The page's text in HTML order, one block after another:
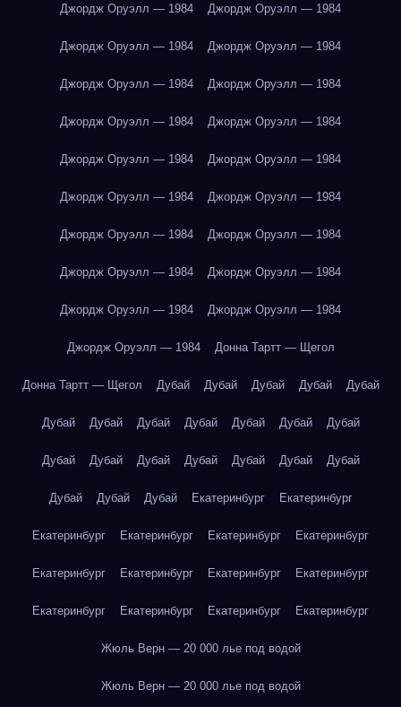
Джордж Оруэлл — 1984 Джордж Оруэлл — 1984
Джордж Оруэлл — 1984 Джордж Оруэлл — 1984
Джордж Оруэлл — 1984 Джордж Оруэлл — 1984
Джордж Оруэлл — 1984 Джордж Оруэлл — 1984
Джордж Оруэлл — 1984 Джордж Оруэлл — 1984
Джордж Оруэлл — 1984 Джордж Оруэлл — 1984
Джордж Оруэлл — 1984 Джордж Оруэлл — 1984
Джордж Оруэлл — 1984 Джордж Оруэлл — 1984
Джордж Оруэлл — 1984 Джордж Оруэлл — 1984
Джордж Оруэлл — 1984 Донна Тартт — Щегол
Донна Тартт — Щегол Дубай Дубай Дубай Дубай Дубай
Дубай Дубай Дубай Дубай Дубай Дубай Дубай
Дубай Дубай Дубай Дубай Дубай Дубай Дубай
Дубай Дубай Дубай Екатеринбург Екатеринбург
Екатеринбург Екатеринбург Екатеринбург Екатеринбург
Екатеринбург Екатеринбург Екатеринбург Екатеринбург
Екатеринбург Екатеринбург Екатеринбург Екатеринбург
Жюль Верн — 20 000 лье под водой
Жюль Верн — 20 000 лье под водой